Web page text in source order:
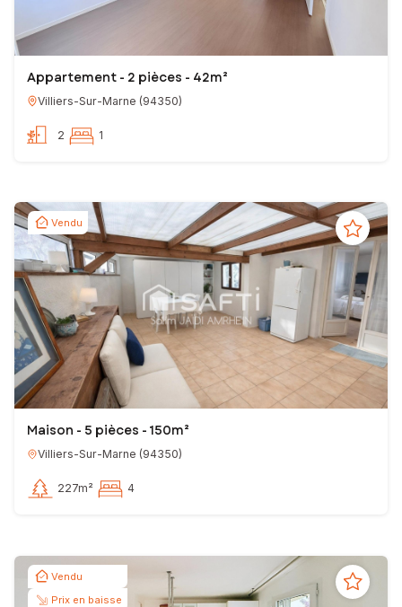
Appartement - 2 pièces - 42m²
Villiers-Sur-Marne (94350)
2 1
Vendu
Maison - 5 pièces - 150m²
Villiers-Sur-Marne (94350)
227m² 4
Vendu
Prix en baisse